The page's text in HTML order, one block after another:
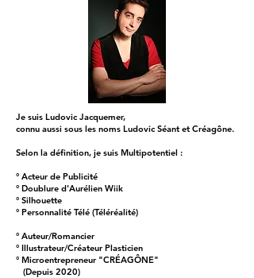
Je suis Ludovic Jacquemer,
connu aussi sous les noms Ludovic Séant et Créagône.
Selon la définition, je suis Multipotentiel :
° Acteur de Publicité
° Doublure d'Aurélien Wiik
° Silhouette
° Personnalité Télé (Téléréalité)
° Auteur/Romancier
° Illustrateur/Créateur Plasticien
° Microentrepreneur "CRÉAGÔNE"
(Depuis 2020)